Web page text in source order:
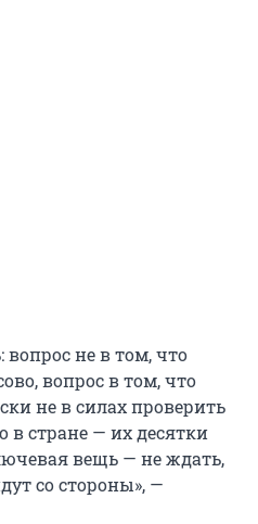
не в том, что
вопрос в том, что
не в силах проверить
в стране — их десятки
вещь — не ждать,
со стороны», —